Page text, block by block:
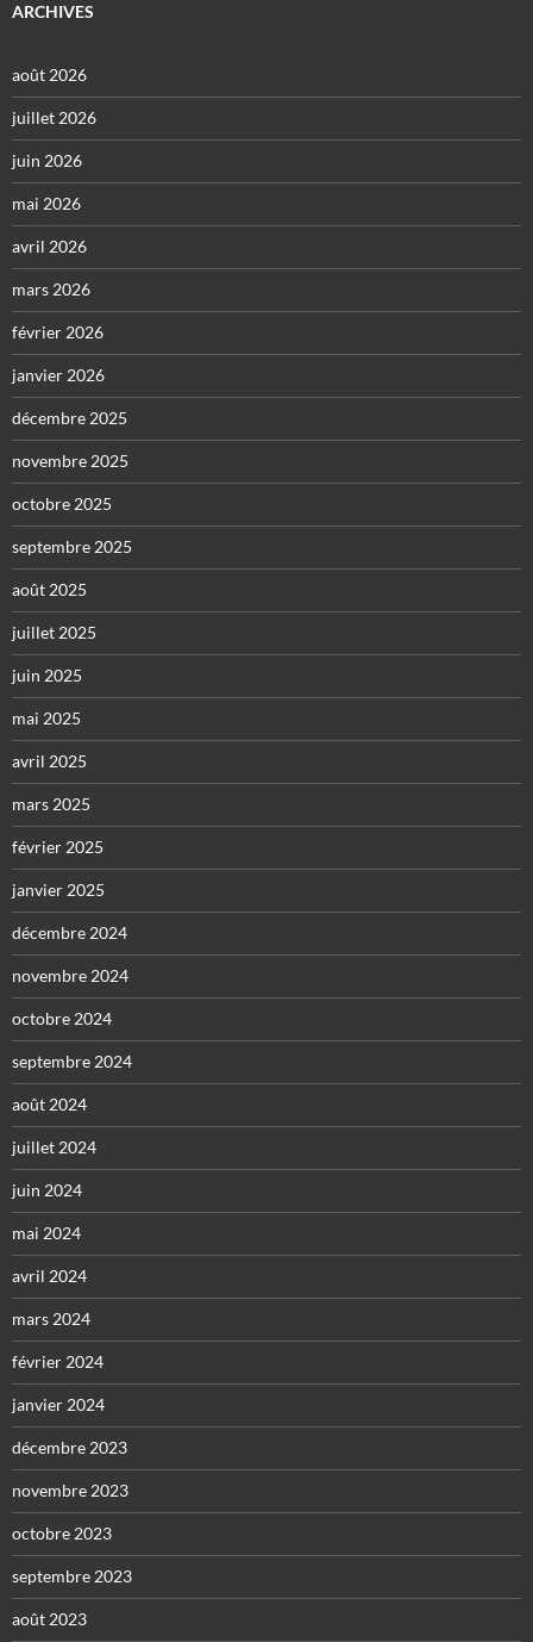
ARCHIVES
août 2026
juillet 2026
juin 2026
mai 2026
avril 2026
mars 2026
février 2026
janvier 2026
décembre 2025
novembre 2025
octobre 2025
septembre 2025
août 2025
juillet 2025
juin 2025
mai 2025
avril 2025
mars 2025
février 2025
janvier 2025
décembre 2024
novembre 2024
octobre 2024
septembre 2024
août 2024
juillet 2024
juin 2024
mai 2024
avril 2024
mars 2024
février 2024
janvier 2024
décembre 2023
novembre 2023
octobre 2023
septembre 2023
août 2023